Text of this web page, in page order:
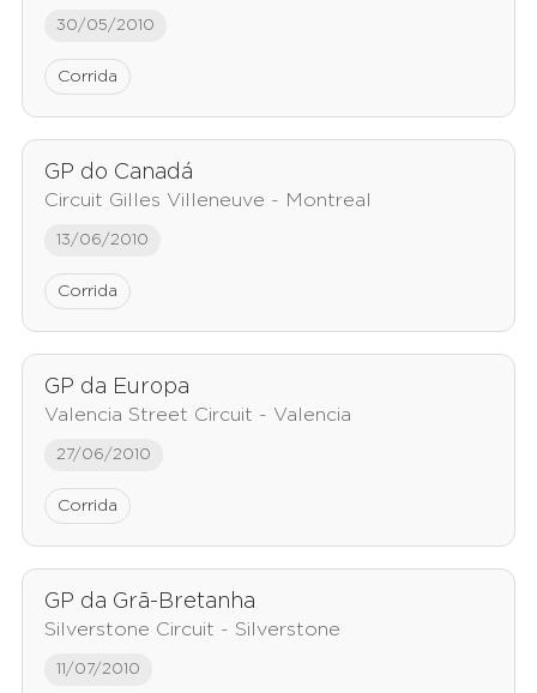
30/05/2010
Corrida
GP do Canadá
Circuit Gilles Villeneuve - Montreal
13/06/2010
Corrida
GP da Europa
Valencia Street Circuit - Valencia
27/06/2010
Corrida
GP da Grã-Bretanha
Silverstone Circuit - Silverstone
11/07/2010